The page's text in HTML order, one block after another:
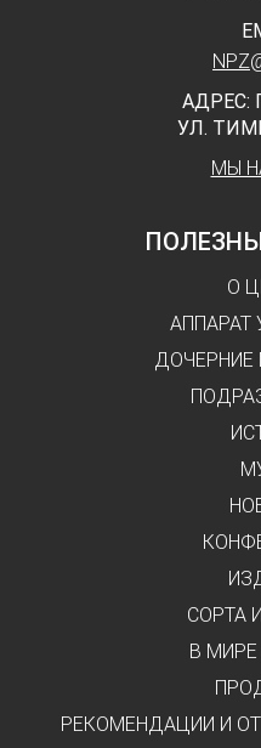
О
АППАРАТ
ДОЧЕРНИЕ
СОРТА
В МИРЕ
РЕКОМЕНДАЦИИ И
АДРЕС:
УЛ.
МЫ